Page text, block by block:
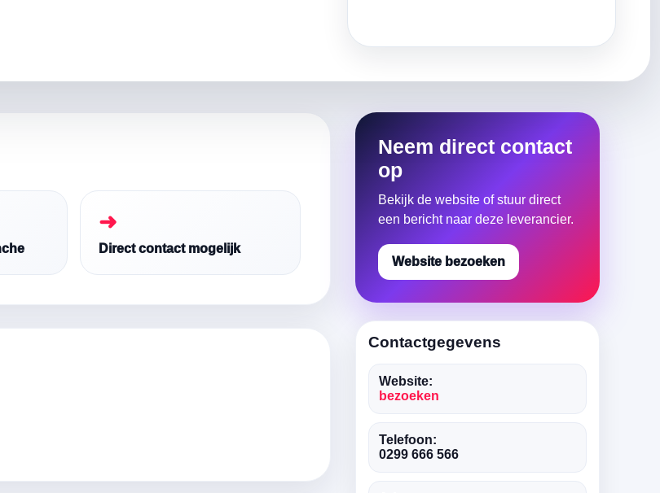
➜
Direct contact mogelijk
Neem direct contact
op
Bekijk de website of stuur direct
een bericht naar deze leverancier.
Website bezoeken
Contactgegevens
Website:
bezoeken
Telefoon:
0299 666 566